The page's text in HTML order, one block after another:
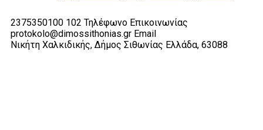
2375350100 102 Τηλέφωνο Επικοινωνίας
protokolo@dimossithonias.gr Email
Νικήτη Χαλκιδικής, Δήμος Σιθωνίας Ελλάδα, 63088